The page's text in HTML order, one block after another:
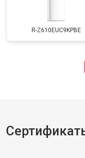
R-Z610EUC9KPBE